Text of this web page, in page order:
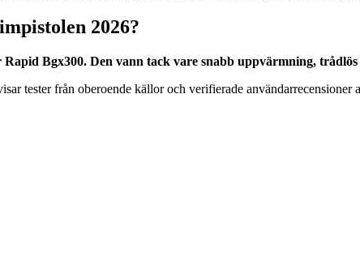
2026?
Bgx300. Den vann tack vare snabb uppvärmning,
tester från oberoende källor och verifierade